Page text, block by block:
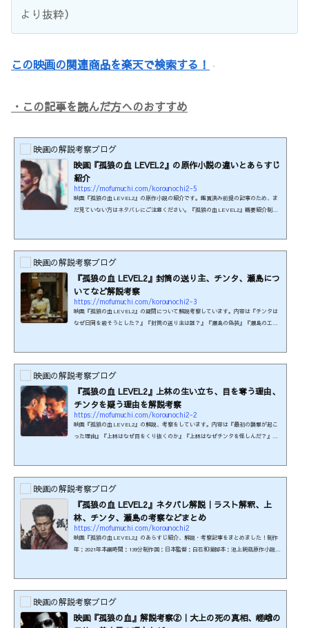
より抜粋）
この映画の関連商品を楽天で検索する！
・この記事を読んだ方へのおすすめ
映画の解説考察ブログ
映画『孤狼の血 LEVEL2』の原作小説の違いとあらすじ
紹介
https://mofumuchi.com/korounochi2-5
映画『孤狼の血 LEVEL2』の原作小説の紹介です。鑑賞済み前提の記事のため、ま
だ見ていない方はネタバレにご注意ください。『孤狼の血 LEVEL2』概要紹介制作
た。大上の遺志を受け継いだ日岡は、自ら暴力団と積極的に...
映画の解説考察ブログ
『孤狼の血 LEVEL2』封筒の送り主、チンタ、瀬島につ
いてなど解説考察
https://mofumuchi.com/korounochi2-3
映画『孤狼の血 LEVEL2』の疑問について解説考察しています。内容は『チンタは
なぜ日岡を殺そうとした？』『封筒の送り主は誰？』『瀬島の偽装』『瀬島のエス
瀬（近田真緒） ほか本作はR-15の年齢制限があります。...
映画の解説考察ブログ
『孤狼の血 LEVEL2』上林の生い立ち、目を奪う理由、
チンタを疑う理由を解説考察
https://mofumuchi.com/korounochi2-2
映画『孤狼の血 LEVEL2』の解説、考察をしています。内容は『最初の襲撃が起こ
った理由』『上林はなぜ目をくり抜くのか』『上林はなぜチンタを怪しんだ？』
タ）、中村梅雀（瀬島）、西野七瀬（近田真緒） ほか本作はR-15...
映画の解説考察ブログ
『孤狼の血 LEVEL2』ネタバレ解説｜ラスト解釈、上
林、チンタ、瀬島の考察などまとめ
https://mofumuchi.com/korounochi2
映画『孤狼の血 LEVEL2』のあらすじ紹介、解説・考察記事をまとめました！制作
年：2021年本編時間：139分制作国：日本監督：白石和彌脚本：池上純哉原作小説：
紹介©2021「孤狼の血 LEVEL2」製作委員会日岡秀一…松坂桃李...
映画の解説考察ブログ
映画『孤狼の血』解説考察②｜大上の死の真相、嵯峨の